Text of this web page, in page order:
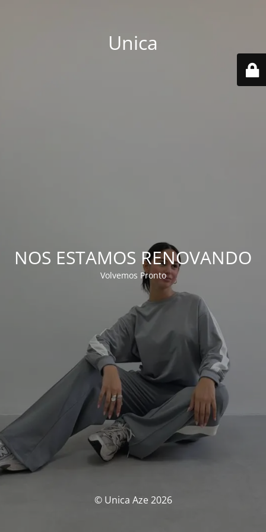
Unica
NOS ESTAMOS RENOVANDO
Volvemos Pronto
© Unica Aze 2026